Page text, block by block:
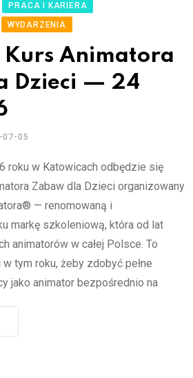
PRACA I KARIERA
WYDARZENIA
Animatora
Dzieci — 24
07-05
roku w Katowicach odbędzie się
Zabaw dla Dzieci organizowany
— renomowaną i
markę szkoleniową, która od lat
animatorów w całej Polsce. To
tym roku, żeby zdobyć pełne
jako animator bezpośrednio na